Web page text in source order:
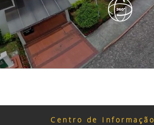
Centro de Informação